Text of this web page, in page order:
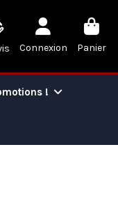
Connexion Panier
!